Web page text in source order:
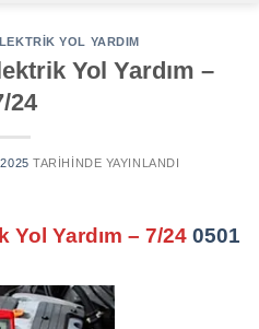
YOL YARDIM
Yol Yardım –
24
TARIHINDE YAYINLANDI
Yardım – 7/24 0501